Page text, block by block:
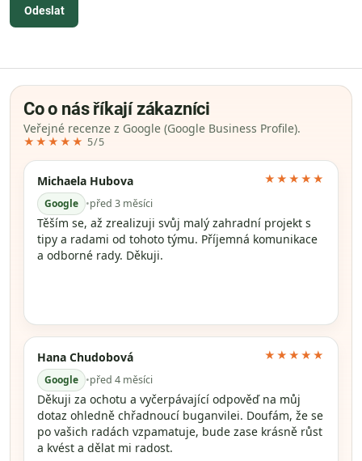
Odeslat
Co o nás říkají zákazníci
Veřejné recenze z Google (Google Business Profile).
★★★★★ 5/5
Michaela Hubova
Google •před 3 měsíci
★★★★★
Těším se, až zrealizuji svůj malý zahradní projekt s
tipy a radami od tohoto týmu. Příjemná komunikace
a odborné rady. Děkuji.
Hana Chudobová
Google •před 4 měsíci
★★★★★
Děkuji za ochotu a vyčerpávající odpověď na můj
dotaz ohledně chřadnoucí buganvilei. Doufám, že se
po vašich radách vzpamatuje, bude zase krásně růst
a kvést a dělat mi radost.